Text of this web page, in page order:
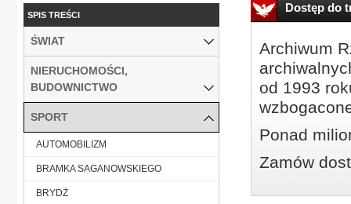
Dostęp do
Archiwum
od 1993
Ponad
Zamów
SPIS TREŚCI
ŚWIAT
NIERUCHOMOŚCI,
BUDOWNICTWO
SPORT
AUTOMOBILIZM
BRAMKA SAGANOWSKIEGO
BRYDŻ